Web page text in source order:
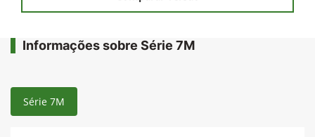
Informações sobre Série 7M
Série 7M